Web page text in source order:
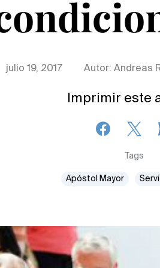
julio 19, 2017 Autor: Andreas
Imprimir este
Tags
Apóstol Mayor